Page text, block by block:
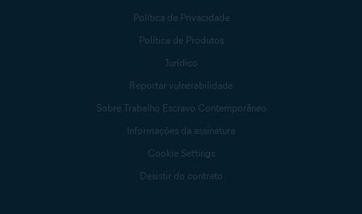
Política de Privacidade
Política de Produtos
Jurídico
Reportar vulnerabilidade
Sobre Trabalho Escravo Contemporâneo
Informações da assinatura
Cookie Settings
Desistir do contrato